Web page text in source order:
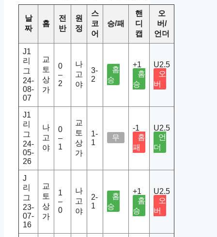
날
짜
홈
전
반
원
정
스
코
어
승/패
핸
디
캡
오
버/
언더
J1
리
그
24-
08-
07
교
토
상
가
0
–
2
나
고
야
3-
2
홈
승
+1
홈
승
U2.5
오
버
J1
리
그
24-
05-
26
나
고
야
0
–
1
교
토
상
가
1-
1
무
-1
홈
패
U2.5
언
더
J
리
그
23-
07-
16
교
토
상
가
1
–
0
나
고
야
2-
1
홈
승
+1
홈
승
U2.5
오
버